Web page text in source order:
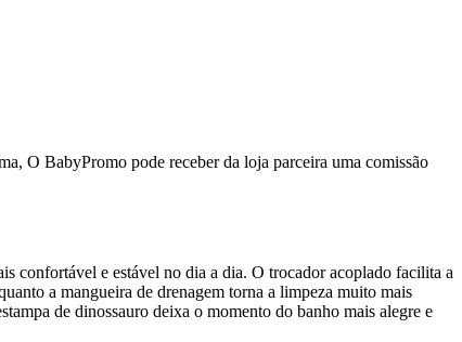
O BabyPromo pode receber da loja parceira uma comissão
confortável e estável no dia a dia. O trocador acoplado facilita a
a mangueira de drenagem torna a limpeza muito mais
de dinossauro deixa o momento do banho mais alegre e